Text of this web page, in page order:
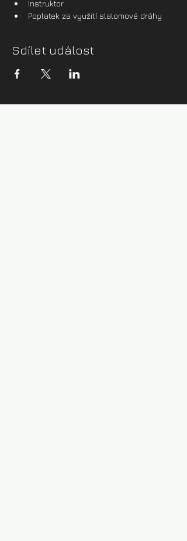
Instruktor
Poplatek za využití slalomové dráhy
Sdílet událost